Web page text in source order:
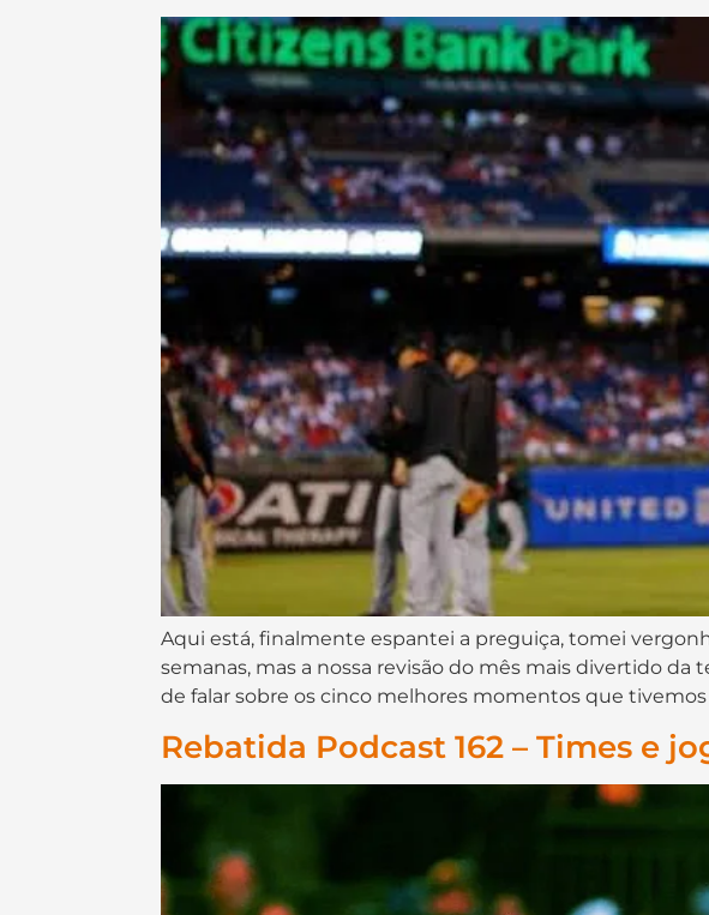
Aqui está, finalmente espantei a preguiça, tomei
semanas, mas a nossa revisão do mês mais divertido
de falar sobre os cinco melhores momentos que
Rebatida Podcast 162 – Times e